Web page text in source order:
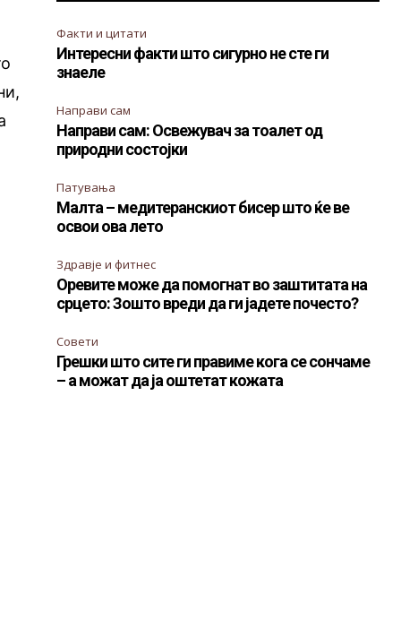
Факти и цитати
Интересни факти што сигурно не сте ги
знаеле
Направи сам
Направи сам: Освежувач за тоалет од
природни состојки
Патувања
Малта – медитеранскиот бисер што ќе ве
освои ова лето
Здравје и фитнес
Оревите може да помогнат во заштитата на
срцето: Зошто вреди да ги јадете почесто?
Совети
Грешки што сите ги правиме кога се сончаме
– а можат да ја оштетат кожата